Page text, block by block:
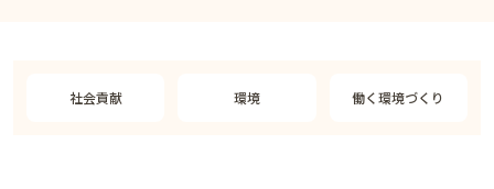
社会貢献 環境 働く環境づくり